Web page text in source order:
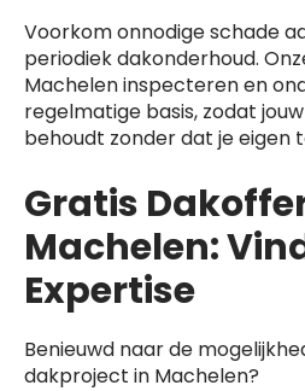
Voorkom onnodige schade
periodiek dakonderhoud.
Machelen inspecteren en
regelmatige basis, zodat
behoudt zonder dat je eigen
Gratis
Machelen:
Expertise
Benieuwd naar de
dakproject in Machelen?